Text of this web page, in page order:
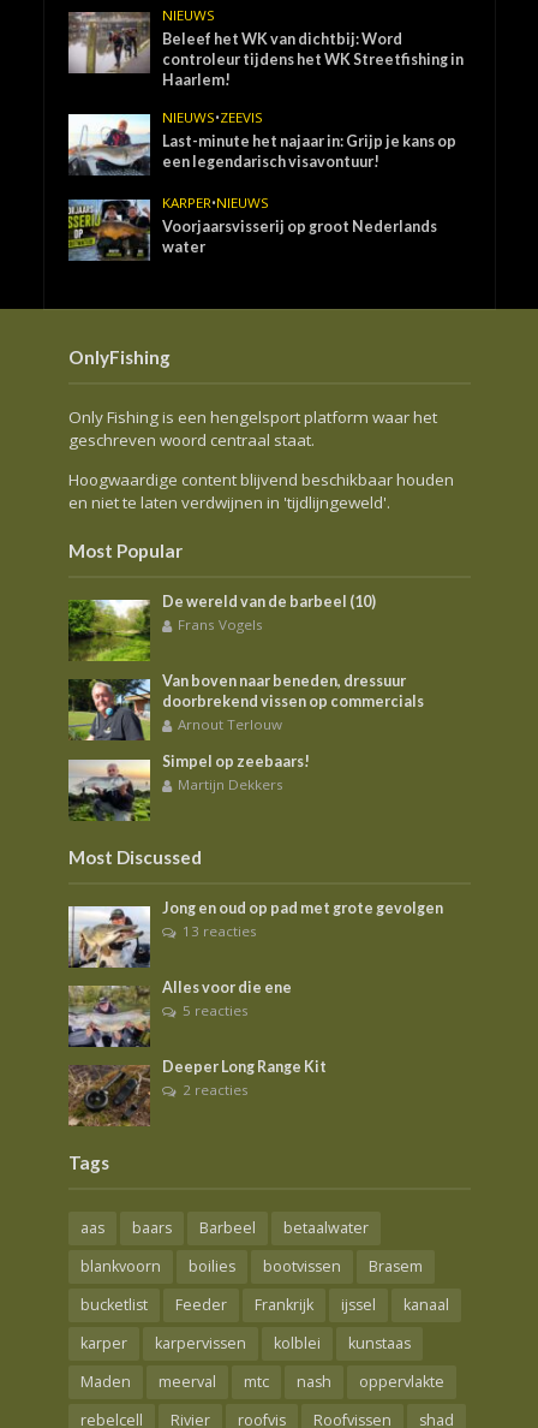
NIEUWS
Beleef het WK van dichtbij: Word
controleur tijdens het WK Streetfishing in
Haarlem!
NIEUWS•ZEEVIS
Last-minute het najaar in: Grijp je kans op
een legendarisch visavontuur!
KARPER•NIEUWS
Voorjaarsvisserij op groot Nederlands
water
OnlyFishing
Only Fishing is een hengelsport platform waar het
geschreven woord centraal staat.
Hoogwaardige content blijvend beschikbaar houden
en niet te laten verdwijnen in 'tijdlijngeweld'.
Most Popular
De wereld van de barbeel (10)
Frans Vogels
Van boven naar beneden, dressuur
doorbrekend vissen op commercials
Arnout Terlouw
Simpel op zeebaars!
Martijn Dekkers
Most Discussed
Jong en oud op pad met grote gevolgen
13 reacties
Alles voor die ene
5 reacties
Deeper Long Range Kit
2 reacties
Tags
aas baars Barbeel
betaalwater
blankvoorn
boilies bootvissen
Brasem
bucketlist
Feeder Frankrijk ijssel
kanaal
karper
karpervissen kolblei
kunstaas
Maden
meerval mtc nash
oppervlakte
rebelcell
Rivier roofvis Roofvissen shad